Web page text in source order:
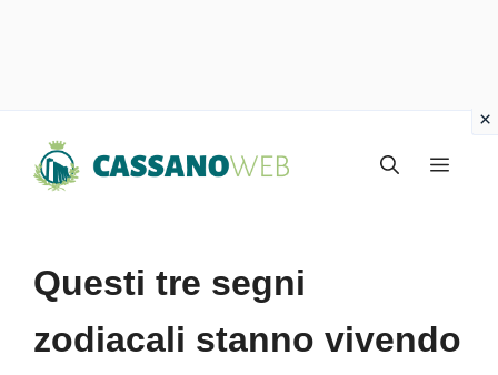
Menu
Questi tre segni
zodiacali stanno vivendo